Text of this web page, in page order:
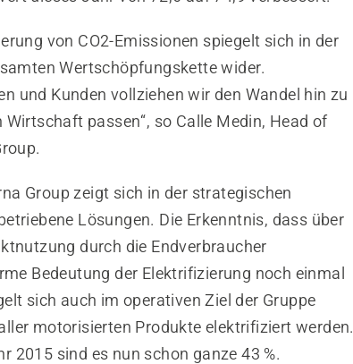
von CO2-Emissionen spiegelt sich in der
Wertschöpfungskette wider.
und Kunden vollziehen wir den Wandel hin zu
passen“, so Calle Medin, Head of
Group zeigt sich in der strategischen
Lösungen. Die Erkenntnis, dass über
durch die Endverbraucher
Bedeutung der Elektrifizierung noch einmal
sich auch im operativen Ziel der Gruppe
motorisierten Produkte elektrifiziert werden.
2015 sind es nun schon ganze 43 %.